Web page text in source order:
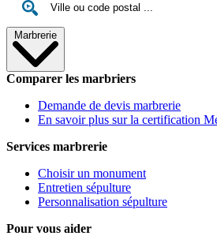
Marbrerie
Comparer les marbriers
Demande de devis marbrerie
En savoir plus sur la certification
Services marbrerie
Choisir un monument
Entretien sépulture
Personnalisation sépulture
Pour vous aider